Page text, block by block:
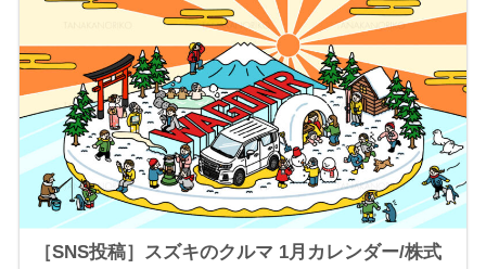
［SNS投稿］スズキのクルマ 1月カレンダー/株式